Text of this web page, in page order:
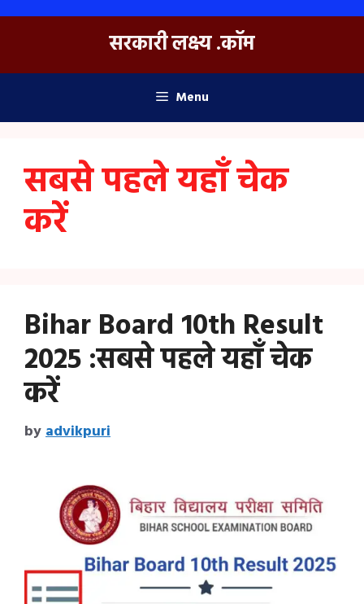
Skip
सरकारी लक्ष्य .कॉम
Menu
सबसे पहले यहाँ चेक
करें
Bihar Board 10th Result
2025 :सबसे पहले यहाँ चेक
करें
byadvikpuri